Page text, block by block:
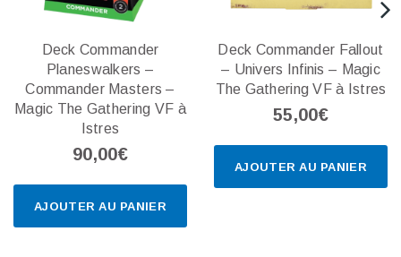
AJOUTER AU PANIER
Deck Commander
Planeswalkers –
Commander Masters –
Magic The Gathering VF à
Istres
90,00€
AJOUTER AU PANIER
Deck Commander Fallout
– Univers Infinis – Magic
The Gathering VF à Istres
55,00€